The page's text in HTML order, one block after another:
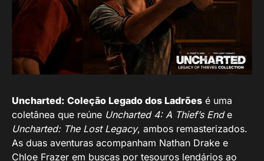
Uncharted: Coleção Legado dos Ladrões é uma
coletânea que reúne Uncharted 4: A Thief’s Ende
Uncharted: The Lost Legacy, ambos remasterizados.
As duas aventuras acompanham Nathan Drake e
Chloe Frazer em buscas por tesouros lendários ao